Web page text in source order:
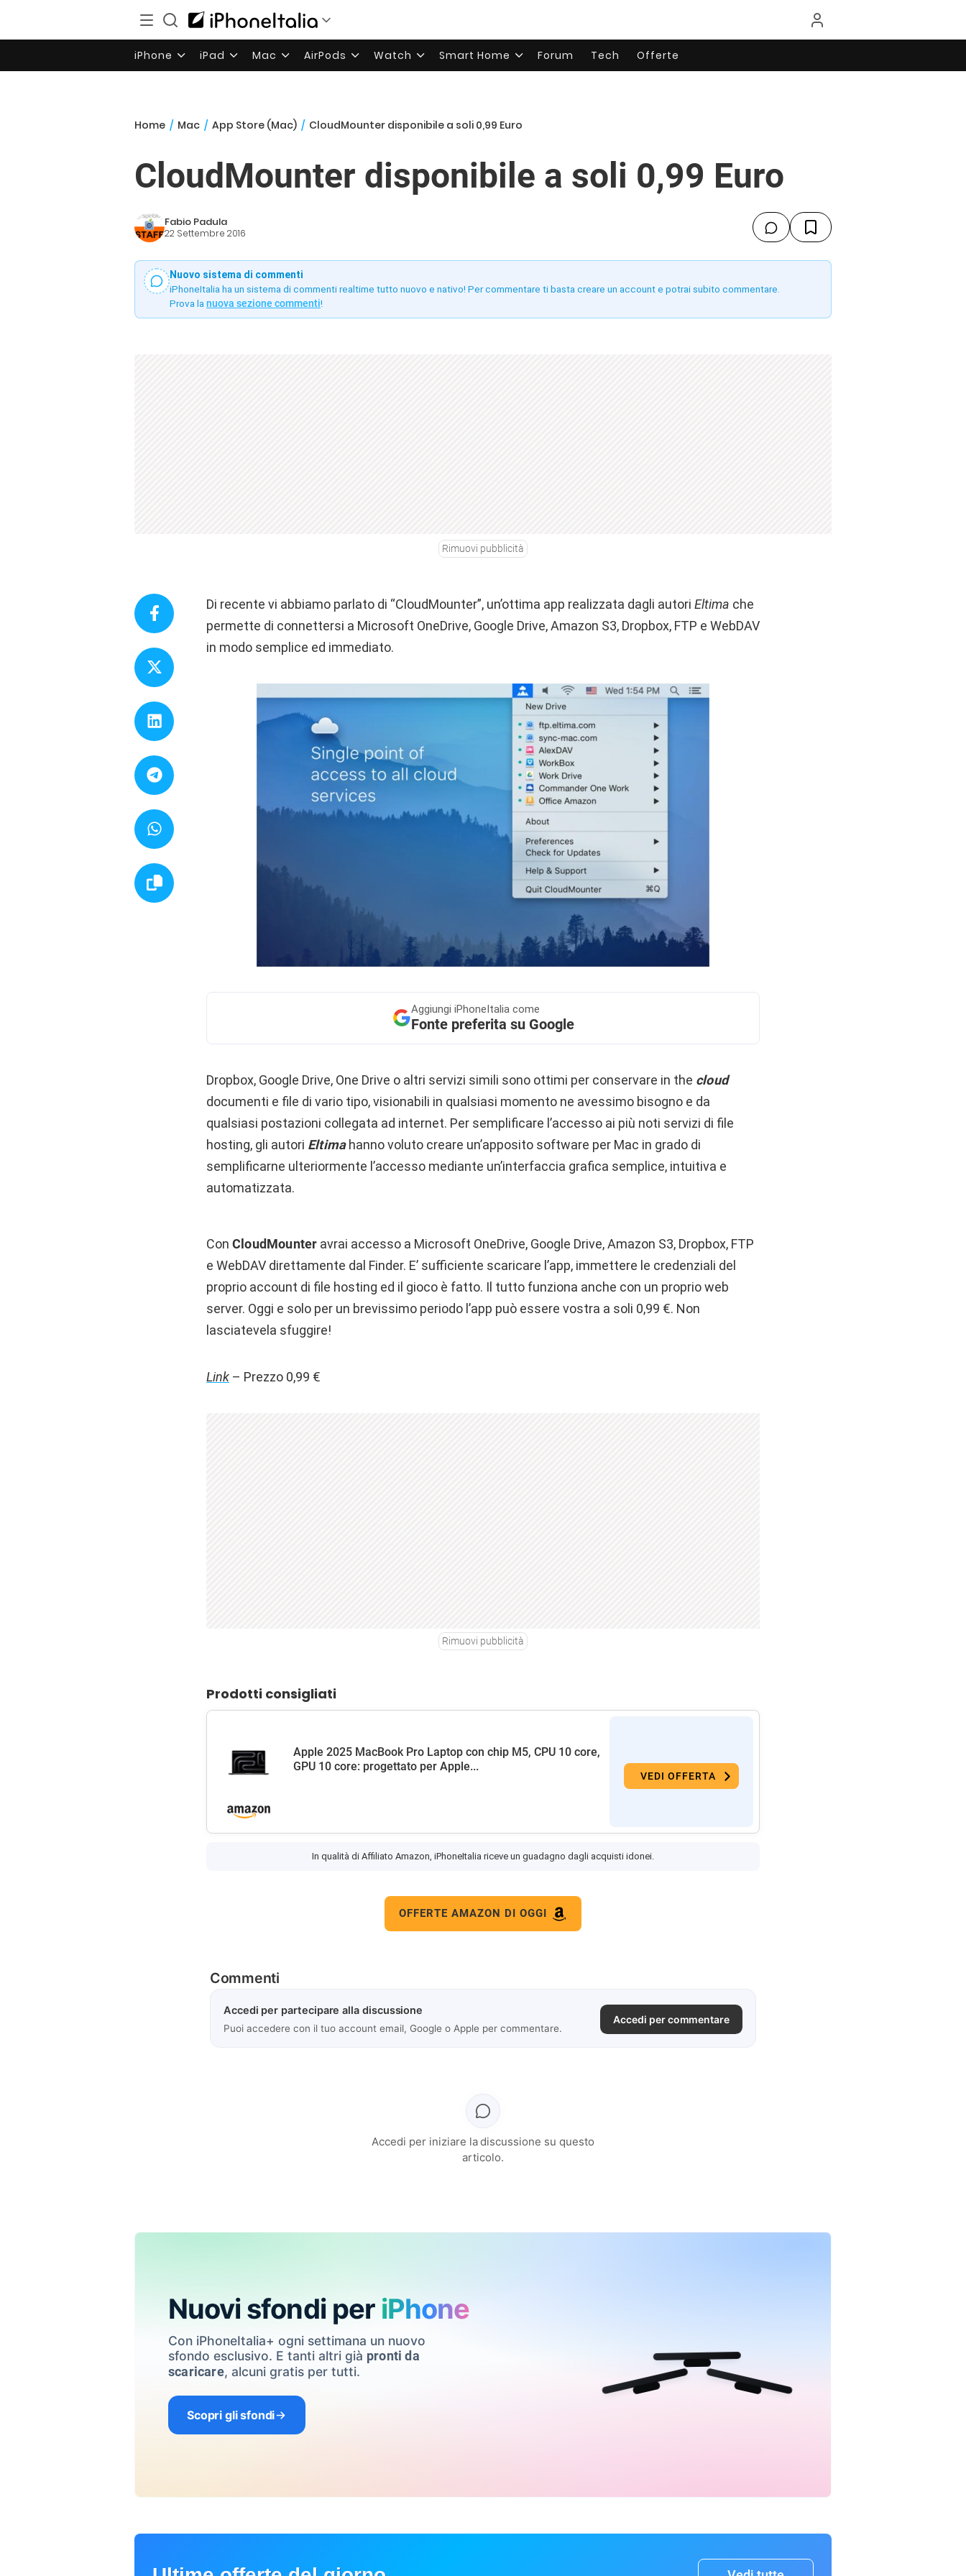
iPhone iPad Mac AirPods Watch Smart Home Forum Tech Offerte
Home / Mac / App Store (Mac) / CloudMounter disponibile a soli 0,99 Euro
CloudMounter disponibile a soli 0,99 Euro
Fabio Padula
22 Settembre 2016
Nuovo sistema di commenti
iPhoneItalia ha un sistema di commenti realtime tutto nuovo e nativo! Per commentare ti basta creare un account e potrai subito commentare.
Prova la nuova sezione commenti!
Rimuovi pubblicità
Di recente vi abbiamo parlato di “CloudMounter”, un’ottima app realizzata dagli autori Eltima che
permette di connettersi a Microsoft OneDrive, Google Drive, Amazon S3, Dropbox, FTP e WebDAV
in modo semplice ed immediato.
Aggiungi iPhoneItalia come
Fonte preferita su Google
Dropbox, Google Drive, One Drive o altri servizi simili sono ottimi per conservare in the cloud
documenti e file di vario tipo, visionabili in qualsiasi momento ne avessimo bisogno e da
qualsiasi postazioni collegata ad internet. Per semplificare l’accesso ai più noti servizi di file
hosting, gli autori Eltimahanno voluto creare un’apposito software per Mac in grado di
semplificarne ulteriormente l’accesso mediante un’interfaccia grafica semplice, intuitiva e
automatizzata.
Con CloudMounter avrai accesso a Microsoft OneDrive, Google Drive, Amazon S3, Dropbox, FTP
e WebDAV direttamente dal Finder. E’ sufficiente scaricare l’app, immettere le credenziali del
proprio account di file hosting ed il gioco è fatto. Il tutto funziona anche con un proprio web
server. Oggi e solo per un brevissimo periodo l’app può essere vostra a soli 0,99 €. Non
lasciatevela sfuggire!
Link – Prezzo 0,99 €
Rimuovi pubblicità
Prodotti consigliati
Apple 2025 MacBook Pro Laptop con chip M5, CPU 10 core,
GPU 10 core: progettato per Apple...
VEDI OFFERTA
In qualità di Affiliato Amazon, iPhoneItalia riceve un guadagno dagli acquisti idonei.
OFFERTE AMAZON DI OGGI
Commenti
Accedi per partecipare alla discussione
Puoi accedere con il tuo account email, Google o Apple per commentare.
Accedi per commentare
Accedi per iniziare la discussione su questo
articolo.
Nuovi sfondi per iPhone
Con iPhoneItalia+ ogni settimana un nuovo
sfondo esclusivo. E tanti altri già pronti da
scaricare, alcuni gratis per tutti.
Scopri gli sfondi